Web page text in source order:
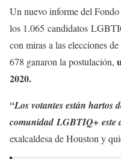
Un nuevo informe del
los 1.065 candidatos
con miras a las elecciones
678 ganaron la postulación,
2020.
“Los votantes están hartos
comunidad LGBTIQ+ este
exalcaldesa de Houston y